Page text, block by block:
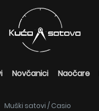
Novčanici Naočare
Muški satovi /Casio